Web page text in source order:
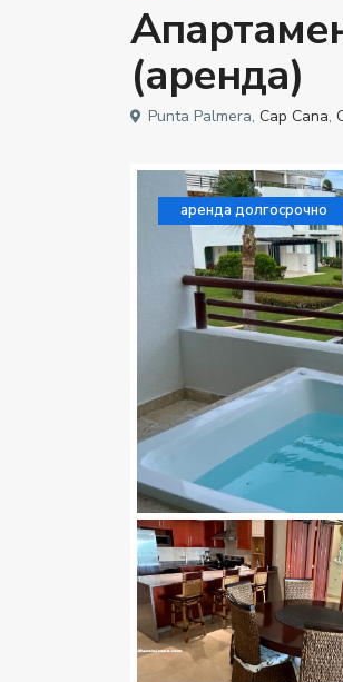
(аренда)
Punta Palmera, Cap Cana,
аренда долгосрочно